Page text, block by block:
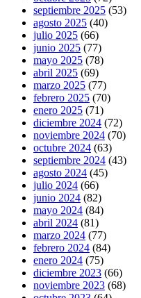
septiembre 2025 (53)
agosto 2025 (40)
julio 2025 (66)
junio 2025 (77)
mayo 2025 (78)
abril 2025 (69)
marzo 2025 (77)
febrero 2025 (70)
enero 2025 (71)
diciembre 2024 (72)
noviembre 2024 (70)
octubre 2024 (63)
septiembre 2024 (43)
agosto 2024 (45)
julio 2024 (66)
junio 2024 (82)
mayo 2024 (84)
abril 2024 (81)
marzo 2024 (77)
febrero 2024 (84)
enero 2024 (75)
diciembre 2023 (66)
noviembre 2023 (68)